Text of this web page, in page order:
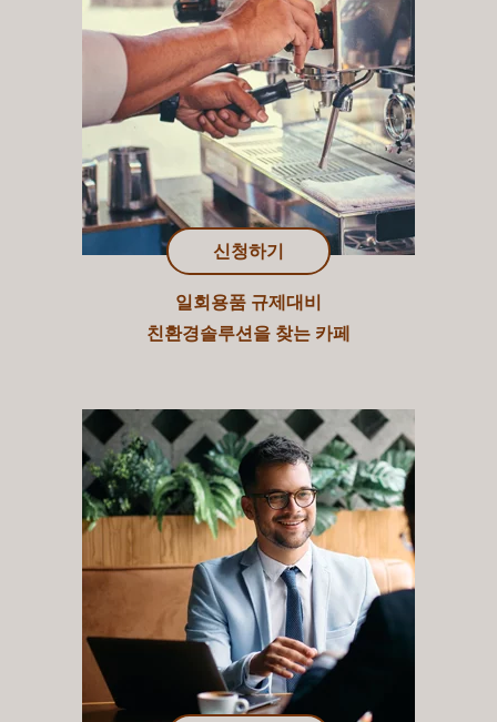
신청하기
일회용품 규제대비
친환경솔루션을 찾는 카페